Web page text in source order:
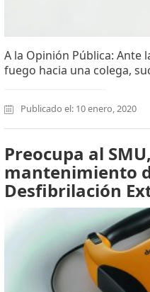
A la Opinión Pública: Ante
fuego hacia una colega,
Publicado el: 10 enero, 2020
Preocupa al
mantenimiento
Desfibrilación